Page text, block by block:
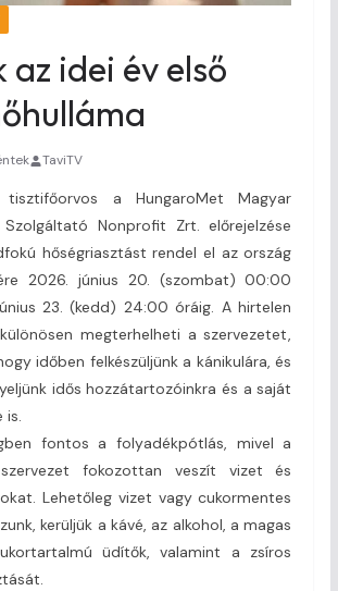
az idei év első
TaviTV
a HungaroMet Magyar
Nonprofit Zrt. előrejelzése
hőségriasztást rendel el az ország
2026. június 20. (szombat) 00:00
23. (kedd) 24:00 óráig. A hirtelen
megterhelheti a szervezetet,
időben felkészüljünk a kánikulára, és
idős hozzátartozóinkra és a saját
is.
fontos a folyadékpótlás, mivel a
fokozottan veszít vizet és
Lehetőleg vizet vagy cukormentes
kerüljük a kávé, az alkohol, a magas
üdítők, valamint a zsíros